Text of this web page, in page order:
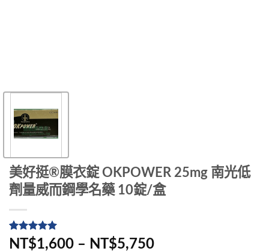
美好挺®膜衣錠 OKPOWER 25mg 南光低
劑量威而鋼學名藥 10錠/盒
評分5/
5NT$1,600 – NT$5,750